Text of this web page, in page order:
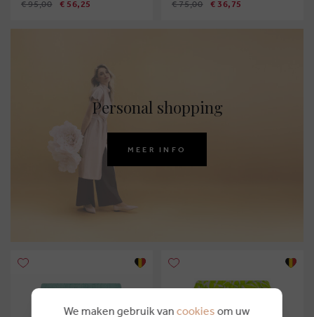
€ 95,00 € 56,25 € 75,00 € 36,75
Personal shopping
MEER INFO
We maken gebruik van cookies om uw